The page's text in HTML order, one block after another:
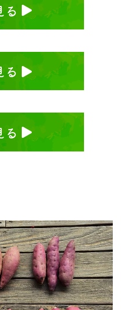
る
る
る